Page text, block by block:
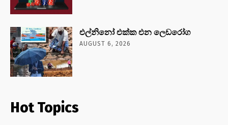
එල්නිනෝ එක්ක එන ලෙඩරෝග
AUGUST 6, 2026
Hot Topics